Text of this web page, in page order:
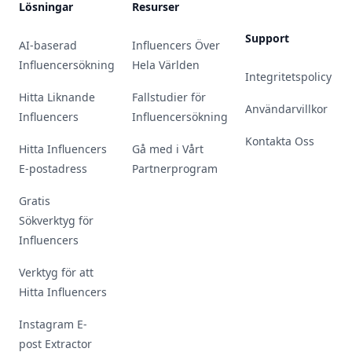
Lösningar
AI-baserad
Influencersökning
Hitta Liknande
Influencers
Hitta Influencers
E-postadress
Gratis
Sökverktyg för
Influencers
Verktyg för att
Hitta Influencers
Instagram E-
post Extractor
Resurser
Influencers Över
Hela Världen
Fallstudier för
Influencersökning
Gå med i Vårt
Partnerprogram
Support
Integritetspolicy
Användarvillkor
Kontakta Oss